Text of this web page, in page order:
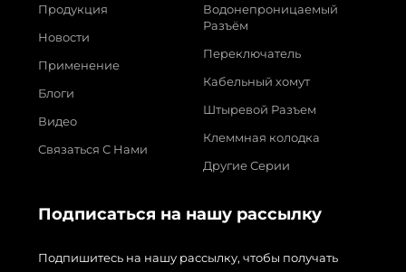
Продукция
Новости
Применение
Блоги
Видео
Связаться С Нами
Водонепроницаемый
Разъём
Переключатель
Кабельный хомут
Штыревой Разъем
Клеммная колодка
Другие Серии
Подписаться на нашу рассылку
Подпишитесь на нашу рассылку, чтобы получать